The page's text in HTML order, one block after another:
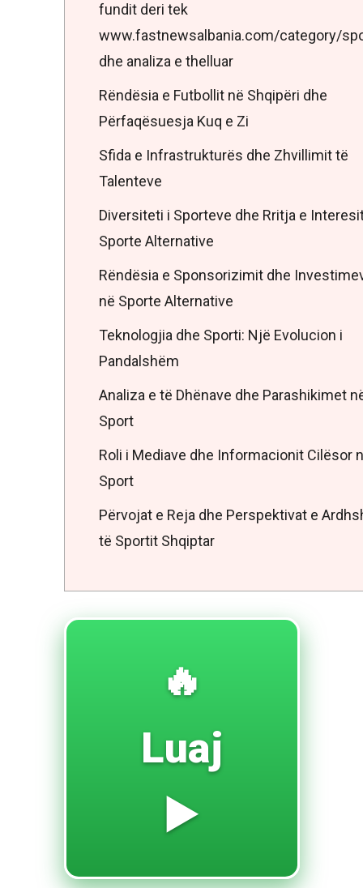
fundit deri tek
www.fastnewsalbania.com/category/
dhe analiza e thelluar
Rëndësia e Futbollit në Shqipëri dhe
Përfaqësuesja Kuq e Zi
Sfida e Infrastrukturës dhe Zhvillimit të
Talenteve
Diversiteti i Sporteve dhe Rritja e
Sporte Alternative
Rëndësia e Sponsorizimit dhe
në Sporte Alternative
Teknologjia dhe Sporti: Një Evolucion i
Pandalshëm
Analiza e të Dhënave dhe Parashikimet
Sport
Roli i Mediave dhe Informacionit Cilësor
Sport
Përvojat e Reja dhe Perspektivat e
të Sportit Shqiptar
🔥
Luaj
▶️